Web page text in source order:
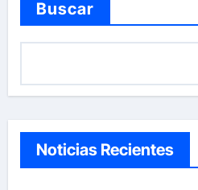
Buscar
Noticias Recientes